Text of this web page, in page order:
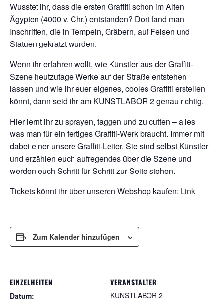
Wusstet ihr, dass die ersten Graffiti schon im Alten
Ägypten (4000 v. Chr.) entstanden? Dort fand man
Inschriften, die in Tempeln, Gräbern, auf Felsen und
Statuen gekratzt wurden.
Wenn ihr erfahren wollt, wie Künstler aus der Graffiti-
Szene heutzutage Werke auf der Straße entstehen
lassen und wie ihr euer eigenes, cooles Graffiti erstellen
könnt, dann seid ihr am KUNSTLABOR 2 genau richtig.
Hier lernt ihr zu sprayen, taggen und zu cutten – alles
was man für ein fertiges Graffiti-Werk braucht. Immer mit
dabei einer unsere Graffiti-Leiter. Sie sind selbst Künstler
und erzählen euch aufregendes über die Szene und
werden euch Schritt für Schritt zur Seite stehen.
Tickets könnt ihr über unseren Webshop kaufen: Link
Zum Kalender hinzufügen
EINZELHEITEN
Datum:
VERANSTALTER
KUNSTLABOR 2